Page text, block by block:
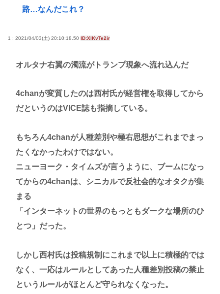
路…なんだこれ？
韓国人「41歳ロナウド、ポルトガル黄金世代の救世
【再評価】ニューメタル・オルタナメタル=ラウドロ
キッズの頃好きだったバンドは何？
商業施設でいきなり"ラリアット" 面識ない女子中学
京大付属医の医療ミスこわすぎるな
高市早苗さん、憧れのバンドを官邸に招き、自身の
サイン入りドラム・スティックをプレゼントw
若くて美人なママと親友の淫らな行為内容を毎回聞
かされる「女神の加護を受けしママのサーガ」3巻 今
ガチで “ママ” ブーム来てるよな
ポケカ資産が100万円超えた男の子www
まれるの？
中国のメスガキ、民度が終わりすぎてる
1 : 2021/04/03(土) 20:10:18.50 ID:XlKvTe2ir
オルタナ右翼の濁流がトランプ現象へ流れ込んだ
4chanが変質したのは西村氏が経営権を取得してから
だというのはVICE誌も指摘している。
もちろん4chanが人種差別や極右思想がこれまでまっ
たくなかったわけではない。
ニューヨーク・タイムズが言うように、ブームになっ
てからの4chanは、シニカルで反社会的なオタクが集
まる
「インターネットの世界のもっともダークな場所のひ
とつ」だった。
しかし西村氏は投稿規制にこれまで以上に積極的では
なく、一応はルールとしてあった人種差別投稿の禁止
というルールがほとんど守られなくなった。